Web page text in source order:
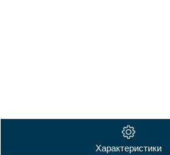
Характеристики